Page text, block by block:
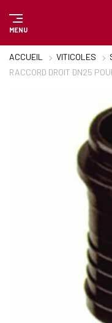
MENU
ACCUEIL VITICOLES
RACCORD DROIT DN25
Panneau de gestion des